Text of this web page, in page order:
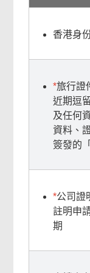
香港身
*旅行證
近期逗
及任何
資料、
簽發的
*公司證
註明申
期